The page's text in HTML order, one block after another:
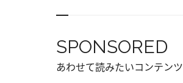
SPONSORED
あわせて読みたいコンテンツ